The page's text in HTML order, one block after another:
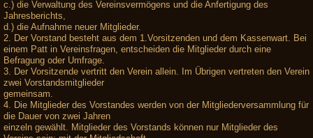
c.) die Verwaltung des Vereinsvermögens und die Anfertigung des
Jahresberichts,
d.) die Aufnahme neuer Mitglieder.
2. Der Vorstand besteht aus dem 1.Vorsitzenden und dem Kassenwart. Bei
einem Patt in Vereinsfragen, entscheiden die Mitglieder durch eine
Befragung oder Umfrage.
3. Der Vorsitzende vertritt den Verein allein. Im Übrigen vertreten den Verein
zwei Vorstandsmitglieder
gemeinsam.
4. Die Mitglieder des Vorstandes werden von der Mitgliederversammlung für
die Dauer von zwei Jahren
einzeln gewählt. Mitglieder des Vorstands können nur Mitglieder des